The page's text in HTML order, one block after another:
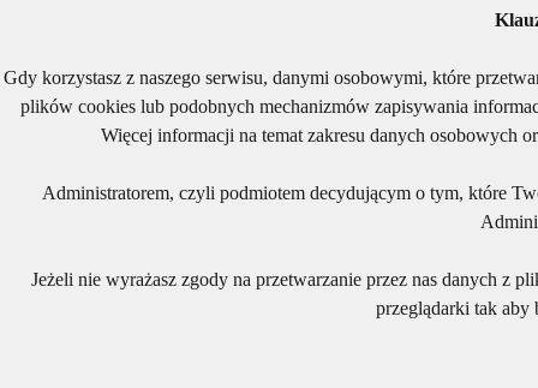
Gdy korzystasz z naszego serwisu, danymi osobowymi, które
plików cookies lub podobnych mechanizmów zapisywania
Więcej informacji na temat zakresu danych osobowych
Administratorem, czyli podmiotem decydującym o tym, które
Jeżeli nie wyrażasz zgody na przetwarzanie przez nas danych z
przeglądarki tak aby